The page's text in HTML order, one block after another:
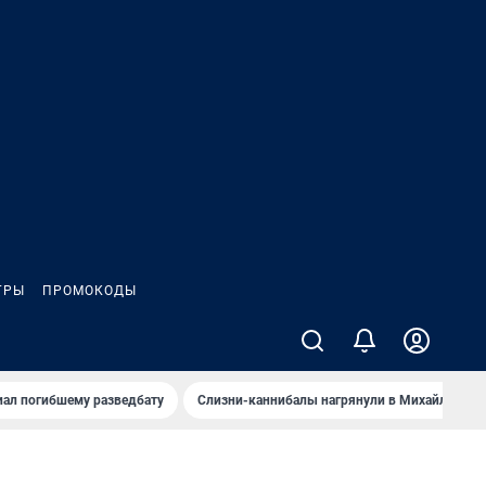
ПРОМОКОДЫ
погибшему разведбату Слизни-каннибалы нагрянули в Михайлов